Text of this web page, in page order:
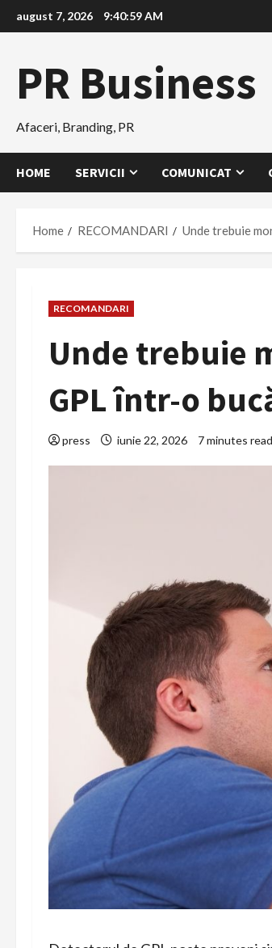
to
august 7, 2026 9:41:00 AM
PR Business
Afaceri, Branding, PR
HOME SERVICII COMUNICAT
Home RECOMANDARI Unde trebuie
RECOMANDARI
Unde trebuie
GPL într-o
press iunie 22, 2026 7 minutes read